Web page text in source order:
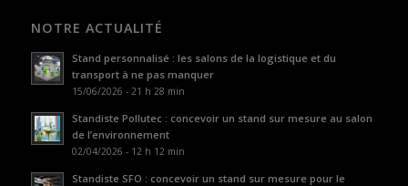
NOTRE ACTUALITÉ
Stand personnalisé : les salons de la logistique et du
transport à ne pas manquer
15/06/2026 - 21 h 28 min
Standiste Pollutec : concevoir un stand sur mesure au salon
de l’environnement
02/04/2026 - 12 h 12 min
Standiste SFO : concevoir un stand sur mesure pour le